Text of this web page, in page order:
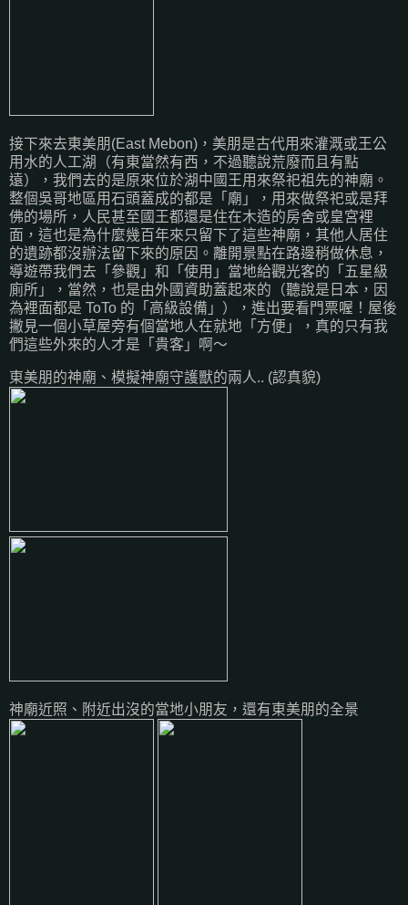
接下來去東美朋(East Mebon)，美朋是古代用來灌溉或王公
用水的人工湖（有東當然有西，不過聽說荒廢而且有點
遠），我們去的是原來位於湖中國王用來祭祀祖先的神廟。
整個吳哥地區用石頭蓋成的都是「廟」，用來做祭祀或是拜
佛的場所，人民甚至國王都還是住在木造的房舍或皇宮裡
面，這也是為什麼幾百年來只留下了這些神廟，其他人居住
的遺跡都沒辦法留下來的原因。離開景點在路邊稍做休息，
導遊帶我們去「參觀」和「使用」當地給觀光客的「五星級
廁所」，當然，也是由外國資助蓋起來的（聽說是日本，因
為裡面都是 ToTo 的「高級設備」），進出要看門票喔！屋後
撇見一個小草屋旁有個當地人在就地「方便」，真的只有我
們這些外來的人才是「貴客」啊～
東美朋的神廟、模擬神廟守護獸的兩人.. (認真貌)
神廟近照、附近出沒的當地小朋友，還有東美朋的全景